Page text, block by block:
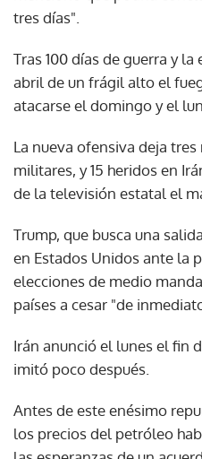
tres días".
Tras 100 días de guerra y
abril de un frágil alto el
atacarse el domingo y el
La nueva ofensiva deja
militares, y 15 heridos en
de la televisión estatal el
Trump, que busca una
en Estados Unidos ante la
elecciones de medio
países a cesar "de
Irán anunció el lunes el fin
imitó poco después.
Antes de este enésimo
los precios del petróleo